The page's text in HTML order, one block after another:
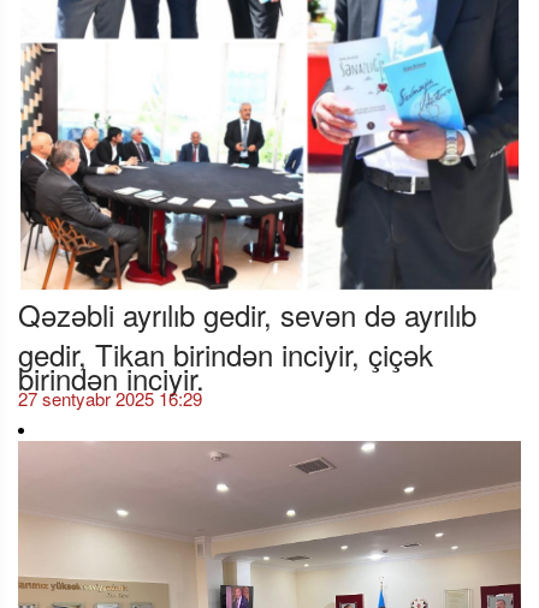
Qəzəbli ayrılıb gedir, sevən də ayrılıb
gedir, Tikan birindən inciyir, çiçək
birindən inciyir.
27 sentyabr 2025 16:29